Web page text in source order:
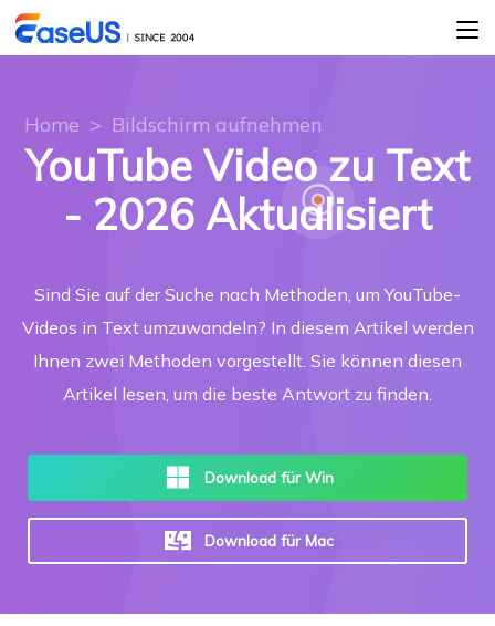
Home > Bildschirm aufnehmen
YouTube Video zu Text
- 2026 Aktualisiert
Sind Sie auf der Suche nach Methoden, um YouTube-
Videos in Text umzuwandeln? In diesem Artikel werden
Ihnen zwei Methoden vorgestellt. Sie können diesen
Artikel lesen, um die beste Antwort zu finden.
Download für Win
Download für Mac